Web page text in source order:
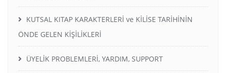
KUTSAL KITAP KARAKTERLERİ ve KİLİSE TARİHİNİN
ÖNDE GELEN KİŞİLİKLERİ
ÜYELİK PROBLEMLERİ, YARDIM, SUPPORT